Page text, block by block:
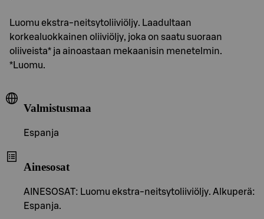
Luomu ekstra-neitsytoliiviöljy. Laadultaan
korkealuokkainen oliiviöljy, joka on saatu suoraan
oliiveista* ja ainoastaan mekaanisin menetelmin.
*Luomu.
Valmistusmaa
Espanja
Ainesosat
AINESOSAT: Luomu ekstra-neitsytoliiviöljy. Alkuperä:
Espanja.